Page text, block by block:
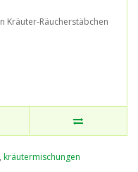
Kräuter-Räucherstäbchen
, kräutermischungen